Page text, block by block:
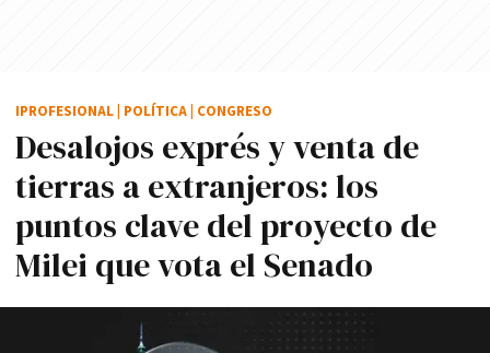
Desalojos exprés y venta de
tierras a extranjeros: los
puntos clave del proyecto de
Milei que vota el Senado
IPROFESIONAL POLÍTICA CONGRESO